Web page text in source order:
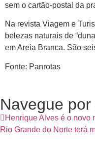
sem o cartão-postal da
Na revista Viagem e
belezas naturais de
em Areia Branca. São
Fonte: Panrotas
Navegue
Henrique Alves é o novo
Rio Grande do Norte terá